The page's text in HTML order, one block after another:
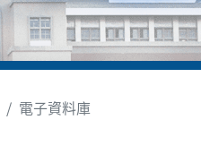
電子資料庫